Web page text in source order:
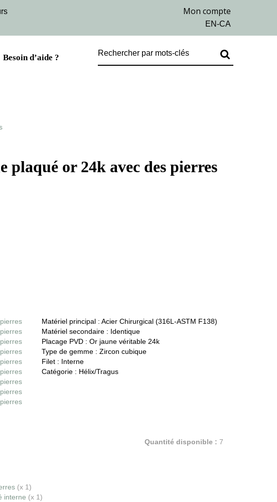
Besoin d’aide ?
plaqué or 24k avec des pierres
Matériel principal : Acier Chirurgical (316L-ASTM F138)
Matériel secondaire : Identique
Placage PVD : Or jaune véritable 24k
Type de gemme : Zircon cubique
Filet : Interne
Catégorie : Hélix/Tragus
Quantité disponible : 7
(x 1)
interne (x 1)